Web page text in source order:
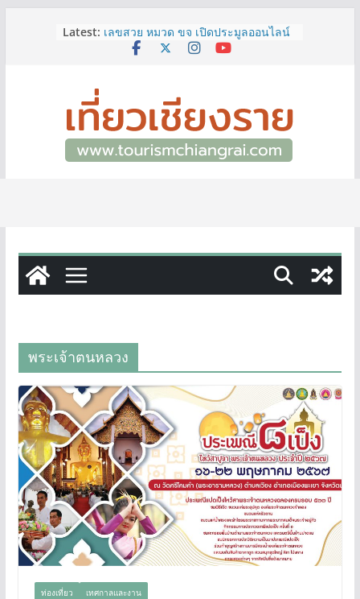
Latest: เลขสวย หมวด ขจ เปิดประมูลออนไลน์
แล้ววันนี้ เลขเด่น เลขมงคล ความหมาย
จ.เชียงราย ที่ไม่ควรพลาด!
12–16 ส.ค.นี้ เตรียมพบกับมหกรรมสุด
ยิ่งใหญ่แห่งปี “อุตสาหกรรมแฟร์ ล้านนา
ตะวันออก 2026”
ผู้ว่าฯ เชียงราย เยี่ยมชม “ป๊ะกาด Vol.2”
“Feel All the Feelings” เที่ยวให้สนุก
เก็บแสตมป์ครบ แล้วรับของที่ระลึกสุด
พระเจ้าตนหลวง
ท่องเที่ยว เทศกาลและงาน